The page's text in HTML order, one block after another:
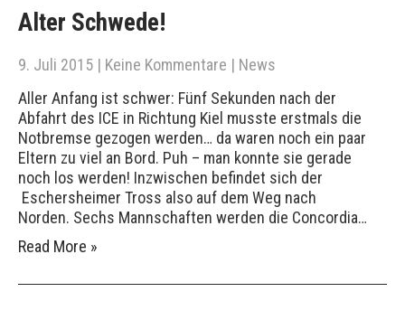
Alter Schwede!
9. Juli 2015 | Keine Kommentare | News
Aller Anfang ist schwer: Fünf Sekunden nach der
Abfahrt des ICE in Richtung Kiel musste erstmals die
Notbremse gezogen werden… da waren noch ein paar
Eltern zu viel an Bord. Puh – man konnte sie gerade
noch los werden! Inzwischen befindet sich der
Eschersheimer Tross also auf dem Weg nach
Norden. Sechs Mannschaften werden die Concordia…
Read More »